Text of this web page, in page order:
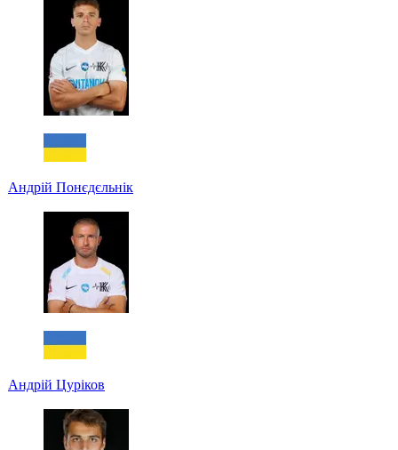
Андрій Понєдєльнік
Андрій Цуріков